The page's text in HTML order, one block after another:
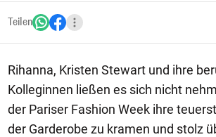
Teilen
Rihanna, Kristen Stewart und ihre
Kolleginnen ließen es sich nicht
der Pariser Fashion Week ihre
der Garderobe zu kramen und stolz